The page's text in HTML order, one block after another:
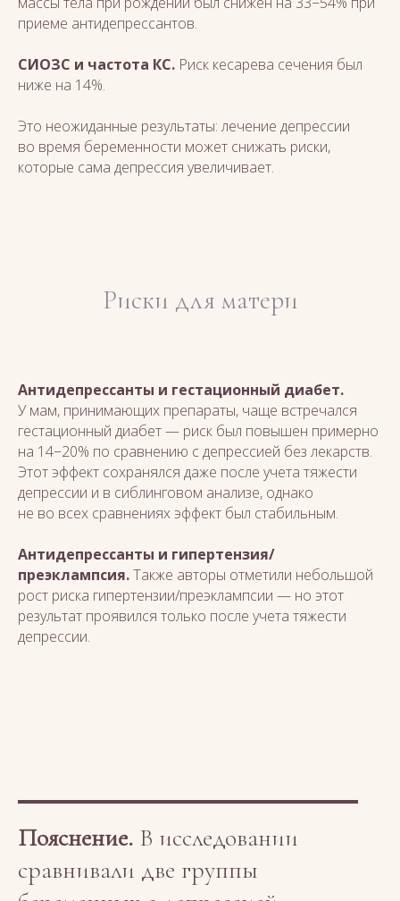
приеме антидепрессантов.
СИОЗС и частота КС. Риск кесарева сечения был
ниже на 14%.
Это неожиданные результаты: лечение депрессии
во время беременности может снижать риски,
которые сама депрессия увеличивает.
Риски для матери
Антидепрессанты и гестационный диабет.
У мам, принимающих препараты, чаще встречался
гестационный диабет — риск был повышен примерно
на 14−20% по сравнению с депрессией без лекарств.
Этот эффект сохранялся даже после учета тяжести
депрессии и в сиблинговом анализе, однако
не во всех сравнениях эффект был стабильным.
Антидепрессанты и гипертензия/
преэклампсия.Также авторы отметили небольшой
рост риска гипертензии/преэклампсии — но этот
результат проявился только после учета тяжести
депрессии.
Пояснение. В исследовании
сравнивали две группы